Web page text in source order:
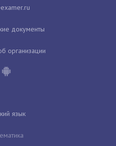
документы
организации
язык